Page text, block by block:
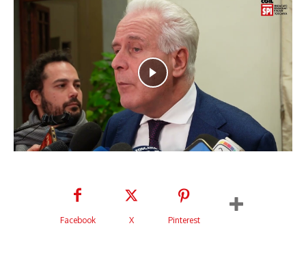
Facebook X Pinterest